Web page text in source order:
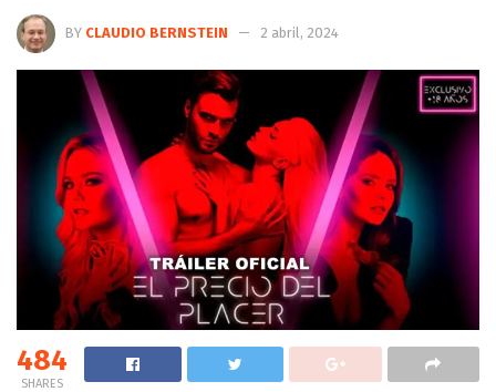
BY CLAUDIO BERNSTEIN 2 abril, 2024
484
SHARES